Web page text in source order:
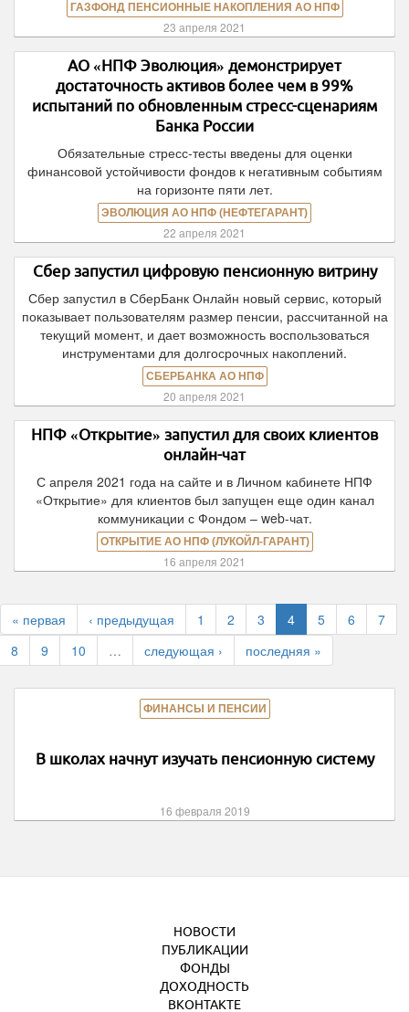
ГАЗФОНД ПЕНСИОННЫЕ НАКОПЛЕНИЯ АО НПФ
23 апреля 2021
АО «НПФ Эволюция» демонстрирует
достаточность активов более чем в 99%
испытаний по обновленным стресс-сценариям
Банка России
Обязательные стресс-тесты введены для оценки
финансовой устойчивости фондов к негативным событиям
на горизонте пяти лет.
ЭВОЛЮЦИЯ АО НПФ (НЕФТЕГАРАНТ)
22 апреля 2021
Сбер запустил цифровую пенсионную витрину
Сбер запустил в СберБанк Онлайн новый сервис, который
показывает пользователям размер пенсии, рассчитанной на
текущий момент, и дает возможность воспользоваться
инструментами для долгосрочных накоплений.
СБЕРБАНКА АО НПФ
20 апреля 2021
НПФ «Открытие» запустил для своих клиентов
онлайн-чат
С апреля 2021 года на сайте и в Личном кабинете НПФ
«Открытие» для клиентов был запущен еще один канал
коммуникации с Фондом – web-чат.
ОТКРЫТИЕ АО НПФ (ЛУКОЙЛ-ГАРАНТ)
16 апреля 2021
« первая ‹ предыдущая 1 2 3 4 5 6
7
8
9 10 … следующая › последняя »
ФИНАНСЫ И ПЕНСИИ
В школах начнут изучать пенсионную систему
16 февраля 2019
НОВОСТИ
ПУБЛИКАЦИИ
ФОНДЫ
ДОХОДНОСТЬ
ВКОНТАКТЕ